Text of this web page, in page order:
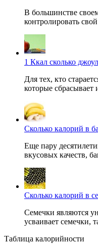
В большинстве
контролировать
1 Ккал сколько
Для тех, кто
которые сбрасывает
Сколько калорий в
Еще пару
вкусовых качеств,
Сколько калорий в
Семечки являются
усваивает семечки,
Таблица калорийности